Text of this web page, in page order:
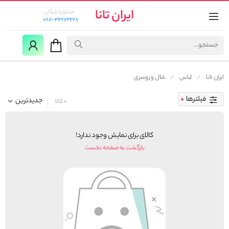
ایران تانا
مشاوره رایگان:
087-33173228
ایران تانا لباس شال و روسری
فیلترها جدیدترین 0 کالا
کالای برای نمایش وجود ندارد!
بازگشت به صفحه نخست